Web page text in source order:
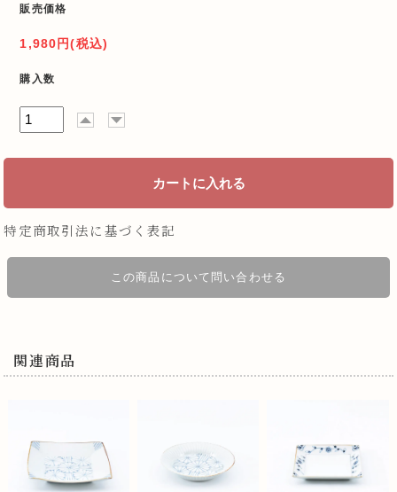
販売価格
1,980円(税込)
購入数
特定商取引法に基づく表記
この商品について問い合わせる
関連商品